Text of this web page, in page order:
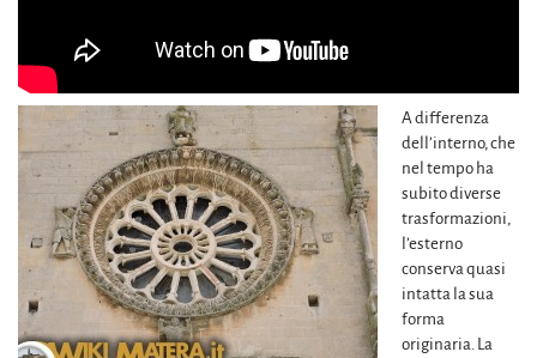
A differenza
dell’interno, che
nel tempo ha
subito diverse
trasformazioni,
l’esterno
conserva quasi
intatta la sua
forma
originaria. La